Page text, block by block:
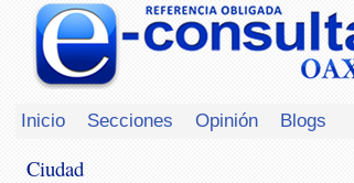
Inicio Secciones Opinión Blogs
Ciudad